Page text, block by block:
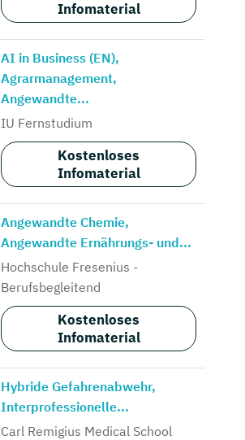
Infomaterial
AI in Business (EN),
Agrarmanagement,
Angewandte...
IU Fernstudium
Kostenloses
Infomaterial
Angewandte Chemie,
Angewandte Ernährungs- und...
Hochschule Fresenius -
Berufsbegleitend
Kostenloses
Infomaterial
Hybride Gefahrenabwehr,
Interprofessionelle...
Carl Remigius Medical School